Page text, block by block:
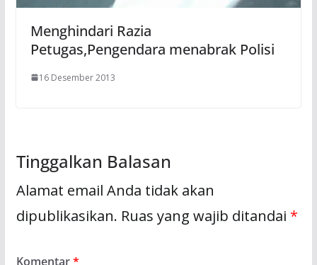
Menghindari Razia
Petugas,Pengendara menabrak Polisi
16 Desember 2013
Tinggalkan Balasan
Alamat email Anda tidak akan
dipublikasikan. Ruas yang wajib ditandai *
Komentar*